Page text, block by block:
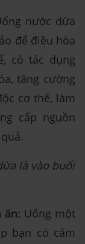
nước dừa
để điều hòa
có tác dụng
tăng cường
cơ thể, làm
cấp nguồn
là vào buổi
ăn: Uống một
bạn có cảm